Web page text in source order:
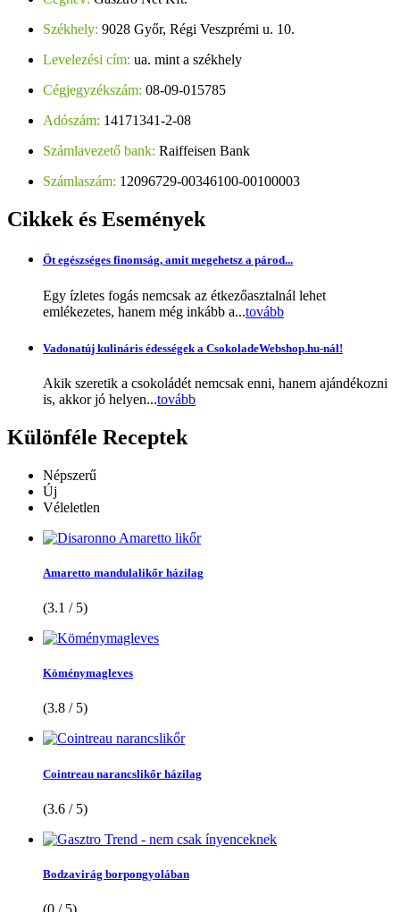
Székhely: 9028 Győr, Régi Veszprémi u. 10.
Levelezési cím: ua. mint a székhely
Cégjegyzékszám: 08-09-015785
Adószám: 14171341-2-08
Számlavezető bank: Raiffeisen Bank
Számlaszám: 12096729-00346100-00100003
Cikkekés Események
Öt egészséges finomság, amit megehetsz a párod...
Egy ízletes fogás nemcsak az étkezőasztalnál lehet
emlékezetes, hanem még inkább a...tovább
Vadonatúj kulináris édességek a CsokoladeWebshop.hu-nál!
Akik szeretik a csokoládét nemcsak enni, hanem ajándékozni
is, akkor jó helyen...tovább
Különféle Receptek
Népszerű
Új
Véleletlen
Amaretto mandulalikőr házilag
(3.1 / 5)
Köménymagleves
(3.8 / 5)
Cointreau narancslikőr házilag
(3.6 / 5)
Bodzavirág borpongyolában